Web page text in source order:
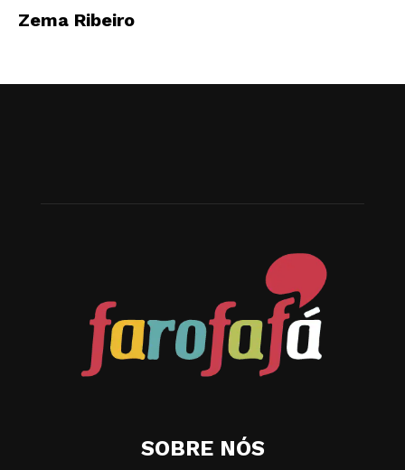
Zema Ribeiro
SOBRE NÓS